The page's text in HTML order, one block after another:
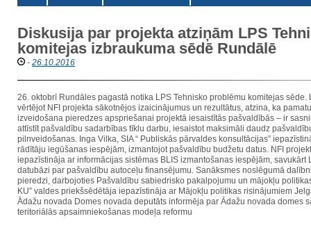
Diskusija par projekta atziņām LPS
komitejas izbraukuma sēdē Rundālē
- 26.10.2016
26. oktobrī Rundāles pagastā notika LPS Tehnisko problēmu komitejas
vērtējot NFI projekta sākotnējos izaicinājumus un rezultātus, atzina, ka
izveidošana pieredzes apspriešanai projektā iesaistītās pašvaldībās – ir
attīstīt pašvaldību sadarbības tīklu darbu, iesaistot maksimāli daudz
pilnveidošanas. Inga Vilka, SIA “ Publiskās pārvaldes konsultācijas”
rādītāju iegūšanas iespējām, izmantojot pašvaldību budžetu datus. NFI
iepazīstināja ar informācijas sistēmas BLIS izmantošanas iespējām,
datubāzi par pašvaldību autoceļu finansējumu. Sanāksmes noslēgumā
pieredzi, darbojoties Pašvaldību sabiedrisko pakalpojumu un mājokļu
KU” valdes priekšsēdētāja iepazīstināja ar Mājokļu politikas risinājumiem
Ādažu novada Domes novada deputāts informēja par Ādažu novada domes
teritoriālās apsaimniekošanas modeļa reformu